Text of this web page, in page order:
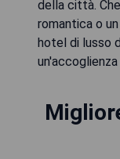
della città.
romantica o
hotel di lusso